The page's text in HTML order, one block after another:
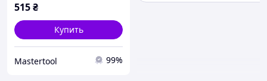
515₴
Купить
Mastertool 99%